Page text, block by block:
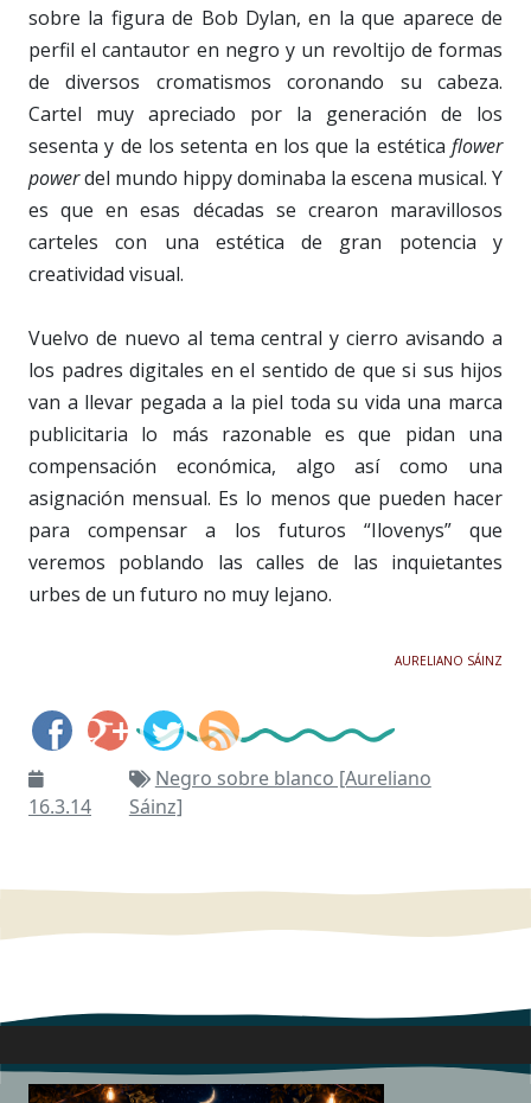
sobre la figura de Bob Dylan, en la que aparece de
perfil el cantautor en negro y un revoltijo de formas
de diversos cromatismos coronando su cabeza.
Cartel muy apreciado por la generación de los
sesenta y de los setenta en los que la estética flower
powerdel mundo hippy dominaba la escena musical. Y
es que en esas décadas se crearon maravillosos
carteles con una estética de gran potencia y
creatividad visual.
Vuelvo de nuevo al tema central y cierro avisando a
los padres digitales en el sentido de que si sus hijos
van a llevar pegada a la piel toda su vida una marca
publicitaria lo más razonable es que pidan una
compensación económica, algo así como una
asignación mensual. Es lo menos que pueden hacer
para compensar a los futuros “Ilovenys” que
veremos poblando las calles de las inquietantes
urbes de un futuro no muy lejano.
AURELIANO SÁINZ
16.3.14
Negro sobre blanco [Aureliano
Sáinz]